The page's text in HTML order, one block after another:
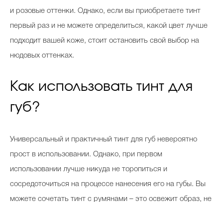
и розовые оттенки. Однако, если вы приобретаете тинт
первый раз и не можете определиться, какой цвет лучше
подходит вашей коже, стоит остановить свой выбор на
нюдовых оттенках.
Как использовать тинт для
губ?
Универсальный и практичный тинт для губ невероятно
прост в использовании. Однако, при первом
использовании лучше никуда не торопиться и
сосредоточиться на процессе нанесения его на губы. Вы
можете сочетать тинт с румянами – это освежит образ, не